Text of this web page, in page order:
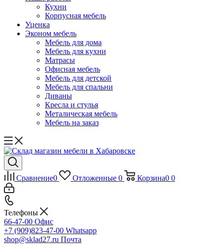
Кухни
Корпусная мебель
Уценка
Эконом мебель
Мебель для дома
Мебель для кухни
Матрасы
Офисная мебель
Мебель для детской
Мебель для спальни
Диваны
Кресла и стулья
Металическая мебель
Мебель на заказ
Сравнение0 Отложенные 0 Корзина0 0
Телефоны
66-47-00 Офис
+7 (909)823-47-00 Whatsapp
shop@sklad27.ru Почта